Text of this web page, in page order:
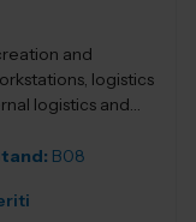
and
logistics
logistics and
B08